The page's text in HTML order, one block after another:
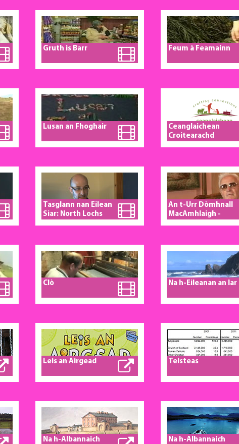
Gruth is Barr Feum à Feamainn
Lusan an Fhoghair
Ceanglaichean
Croitearachd
Tasglann nan Eilean
Siar: North Lochs
An t-Urr Dòmhnall
MacAmhlaigh -
Clò Na h-Eileanan an Iar
Leis an Airgead Teisteas
Na h-Albannaich Na h-Albannaich